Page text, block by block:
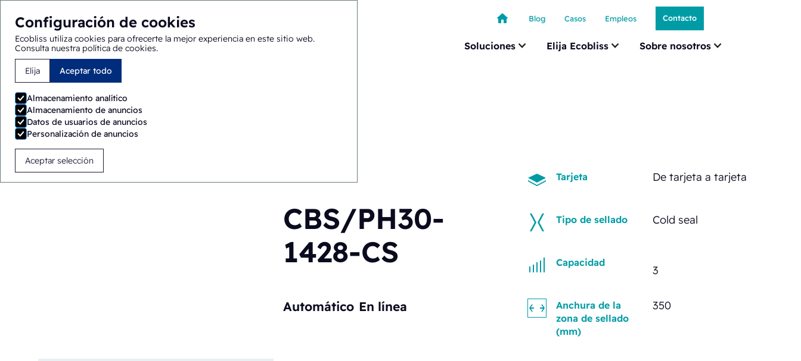
Configuración de cookies
Ecobliss utiliza cookies para ofrecerte la mejor experiencia en este sitio web.
Consulta nuestra política de cookies.
Elija Aceptar todo
Almacenamiento analítico
Almacenamiento de anuncios
Datos de usuarios de anuncios
Personalización de anuncios
Aceptar selección
Soluciones Elija Ecobliss Sobre nosotros
Blog Casos Empleos Contacto
Se encuentra usted aquí:
CBS/PH30-
1428-CS
Automático En línea
Tarjeta De tarjeta a tarjeta
Tipo de sellado Cold seal
Capacidad
3
Anchura de la
zona de sellado
(mm)
350